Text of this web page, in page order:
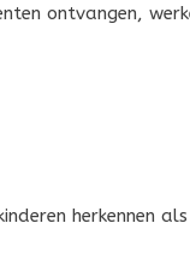
ontvangen,
herkennen